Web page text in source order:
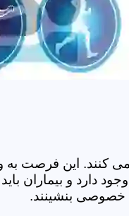
می کنند. این فرصت
دارد و بیماران
خصوصی بنشینند.